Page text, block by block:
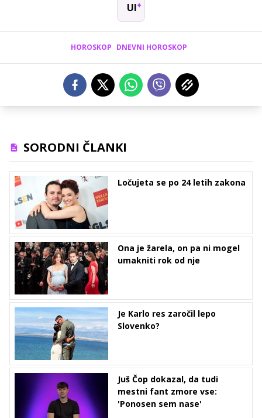
UI
HOROSKOP DNEVNI HOROSKOP
SORODNI ČLANKI
Ločujeta se po 24 letih zakona
Ona je žarela, on pa ni mogel
umakniti rok od nje
Je Karlo res zaročil lepo
Slovenko?
Juš Čop dokazal, da tudi
mestni fant zmore vse:
'Ponosen sem nase'